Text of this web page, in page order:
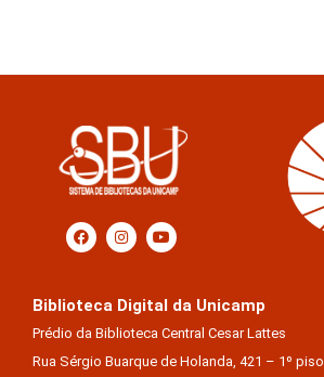
Biblioteca Digital da Unicamp
Prédio da Biblioteca Central Cesar Lattes
Rua Sérgio Buarque de Holanda, 421 – 1º piso